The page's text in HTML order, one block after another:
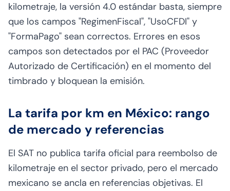
kilometraje, la versión 4.0 estándar basta, siempre
que los campos "RegimenFiscal", "UsoCFDI" y
"FormaPago" sean correctos. Errores en esos
campos son detectados por el PAC (Proveedor
Autorizado de Certificación) en el momento del
timbrado y bloquean la emisión.
La tarifa por km en México: rango
de mercado y referencias
El SAT no publica tarifa oficial para reembolso de
kilometraje en el sector privado, pero el mercado
mexicano se ancla en referencias objetivas. El